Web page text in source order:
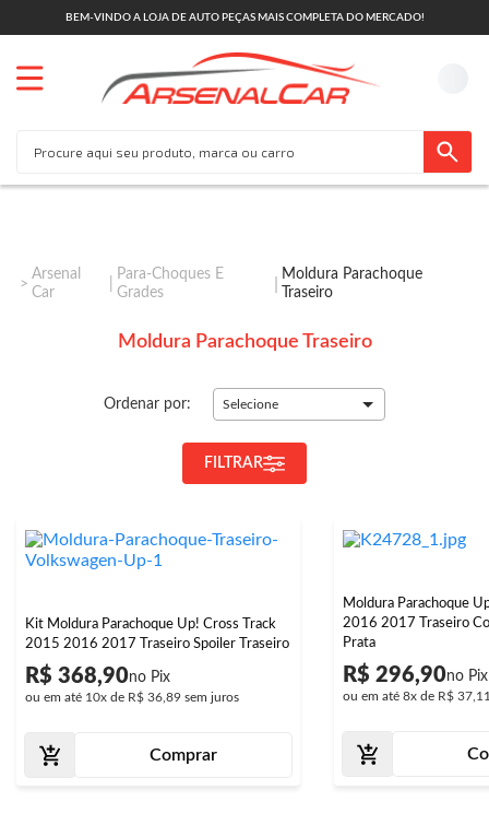
BEM-VINDO A LOJA DE AUTO PEÇAS MAIS COMPLETA DO MERCADO!
Arsenal
Car
Para-Choques E
Grades
Moldura Parachoque
Traseiro
Moldura Parachoque Traseiro
Ordenar por: Selecione
FILTRAR
Kit Moldura Parachoque Up! Cross Track
2015 2016 2017 Traseiro Spoiler Traseiro
R$ 368,90
ou em até 10x de R$ 36,89 sem juros
Comprar
Moldura Parachoque
2016 2017 Traseiro
Prata
R$ 296,90
ou em até 8x de R$